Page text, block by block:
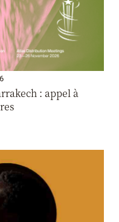
: appel à